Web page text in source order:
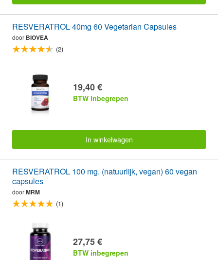
RESVERATROL 40mg 60 Vegetarian Capsules
door BIOVEA
(2)
19,40 €
BTW inbegrepen
In winkelwagen
RESVERATROL 100 mg. (natuurlijk, vegan) 60 vegan
capsules
doorMRM
(1)
27,75 €
BTW inbegrepen